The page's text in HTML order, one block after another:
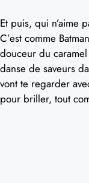
Et puis, qui n’aime
C’est comme
douceur du
danse de saveurs
vont te regarder
pour briller, tout